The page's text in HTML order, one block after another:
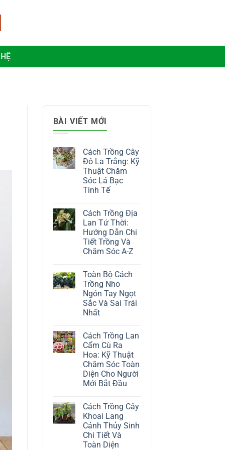
BÀI VIẾT MỚI
Cách Trồng Cây
Đô La Trắng: Kỹ
Thuật Chăm
Sóc Lá Bạc
Tinh Tế
bình
luận
ở
Cách
Trồng
Cây
Đô
Kỹ
Thuật
Chăm
Sóc
Lá
Bạc
Tinh
Cách Trồng Địa
Lan Tứ Thời:
Hướng Dẫn Chi
Tiết Trồng Và
Chăm Sóc A-Z
bình
luận
Cách
Trồng
Địa
Lan
Hướng
Dẫn
Chi
Tiết
Trồng
Và
Chăm
Sóc
A-
Toàn Bộ Cách
Trồng Nho
Ngón Tay Ngọt
Sắc Và Sai Trái
Nhất
bình
luận
ở
Toàn
Bộ
Cách
Trồng
Nho
Ngón
Sắc
Và
Sai
Trái
Nhất
Cách Trồng Lan
Cẩm Cù Ra
Hoa: Kỹ Thuật
Chăm Sóc Toàn
Diện Cho Người
Mới Bắt Đầu
bình
luận
ở
Cách
Trồng
Lan
Cẩm
Cách Trồng Cây
Khoai Lang
Cảnh Thủy Sinh
Chi Tiết Và
Toàn Diện